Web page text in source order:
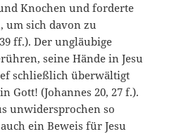
Knochen und forderte
um sich davon zu
ff.). Der ungläubige
seine Hände in Jesu
schließlich überwältigt
Gott! (Johannes 20, 27 f.).
unwidersprochen so
ein Beweis für Jesu